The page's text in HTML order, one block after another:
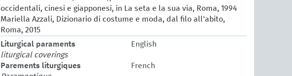
occidentali, cinesi e giapponesi, in La seta e la sua via, Roma, 1994
Mariella Azzali, Dizionario di costume e moda, dal filo all'abito,
Roma, 2015
Liturgical paraments
English
liturgical coverings
Parements liturgiques
French